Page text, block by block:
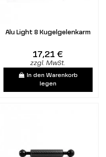
Alu Light 8 Kugelgelenkarm
17,21 €
zzgl. MwSt.
In den Warenkorb
legen